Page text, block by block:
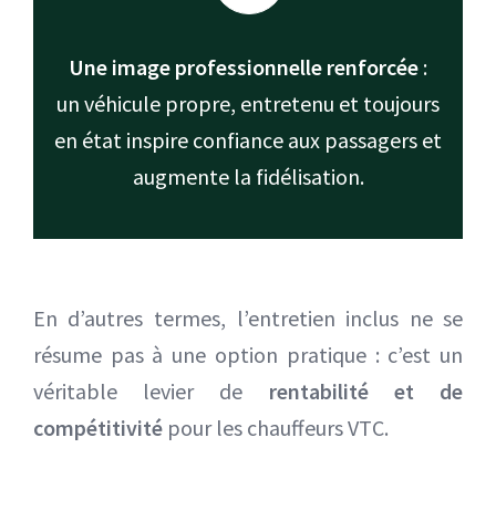
Une image professionnelle renforcée :
un véhicule propre, entretenu et toujours
en état inspire confiance aux passagers et
augmente la fidélisation.
En d’autres termes, l’entretien inclus ne se
résume pas à une option pratique : c’est un
véritable levier de rentabilité et de
compétitivitépour les chauffeurs VTC.